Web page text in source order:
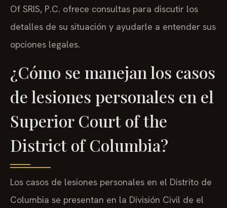
Of SRIS, P.C. ofrece consultas para discutir los
detalles de su situación y ayudarle a entender sus
opciones legales.
¿Cómo se manejan los casos
de lesiones personales en el
Superior Court of the
District of Columbia?
Los casos de lesiones personales en el Distrito de
Columbia se presentan en la División Civil de el